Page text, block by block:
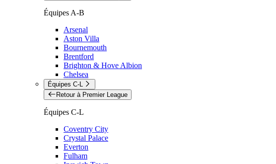
Équipes A-B
Arsenal
Aston Villa
Bournemouth
Brentford
Brighton & Hove Albion
Chelsea
Équipes C-L
Retour à Premier League
Équipes C-L
Coventry City
Crystal Palace
Everton
Fulham